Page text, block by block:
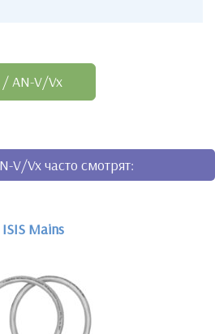
/ AN-V/Vx
V/Vx часто смотрят:
ISIS Mains